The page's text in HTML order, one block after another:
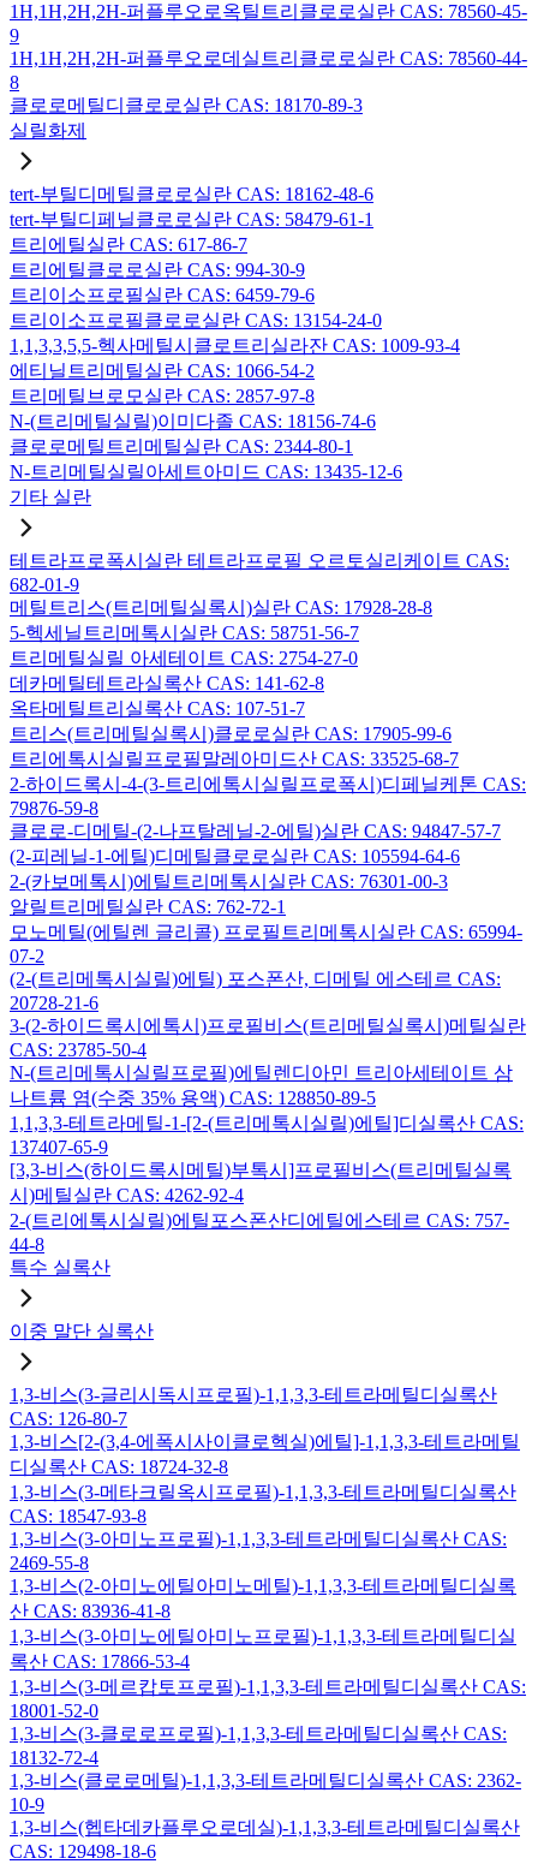
1H,1H,2H,2H-퍼플루오로옥틸트리클로로실란 CAS: 78560-45-
9
1H,1H,2H,2H-퍼플루오로데실트리클로로실란 CAS: 78560-44-
8
클로로메틸디클로로실란 CAS: 18170-89-3
실릴화제
tert-부틸디메틸클로로실란 CAS: 18162-48-6
tert-부틸디페닐클로로실란 CAS: 58479-61-1
트리에틸실란 CAS: 617-86-7
트리에틸클로로실란 CAS: 994-30-9
트리이소프로필실란 CAS: 6459-79-6
트리이소프로필클로로실란 CAS: 13154-24-0
1,1,3,3,5,5-헥사메틸시클로트리실라잔 CAS: 1009-93-4
에티닐트리메틸실란 CAS: 1066-54-2
트리메틸브로모실란 CAS: 2857-97-8
N-(트리메틸실릴)이미다졸 CAS: 18156-74-6
클로로메틸트리메틸실란 CAS: 2344-80-1
N-트리메틸실릴아세트아미드 CAS: 13435-12-6
기타 실란
테트라프로폭시실란 테트라프로필 오르토실리케이트 CAS:
682-01-9
메틸트리스(트리메틸실록시)실란 CAS: 17928-28-8
5-헥세닐트리메톡시실란 CAS: 58751-56-7
트리메틸실릴 아세테이트 CAS: 2754-27-0
데카메틸테트라실록산 CAS: 141-62-8
옥타메틸트리실록산 CAS: 107-51-7
트리스(트리메틸실록시)클로로실란 CAS: 17905-99-6
트리에톡시실릴프로필말레아미드산 CAS: 33525-68-7
2-하이드록시-4-(3-트리에톡시실릴프로폭시)디페닐케톤 CAS:
79876-59-8
클로로-디메틸-(2-나프탈레닐-2-에틸)실란 CAS: 94847-57-7
(2-피레닐-1-에틸)디메틸클로로실란 CAS: 105594-64-6
2-(카보메톡시)에틸트리메톡시실란 CAS: 76301-00-3
알릴트리메틸실란 CAS: 762-72-1
모노메틸(에틸렌 글리콜) 프로필트리메톡시실란 CAS: 65994-
07-2
(2-(트리메톡시실릴)에틸) 포스폰산, 디메틸 에스테르 CAS:
20728-21-6
3-(2-하이드록시에톡시)프로필비스(트리메틸실록시)메틸실란
CAS: 23785-50-4
N-(트리메톡시실릴프로필)에틸렌디아민 트리아세테이트 삼
나트륨 염(수중 35% 용액) CAS: 128850-89-5
1,1,3,3-테트라메틸-1-[2-(트리메톡시실릴)에틸]디실록산 CAS:
137407-65-9
[3,3-비스(하이드록시메틸)부톡시]프로필비스(트리메틸실록
시)메틸실란 CAS: 4262-92-4
2-(트리에톡시실릴)에틸포스폰산디에틸에스테르 CAS: 757-
44-8
특수 실록산
이중 말단 실록산
1,3-비스(3-글리시독시프로필)-1,1,3,3-테트라메틸디실록산
CAS: 126-80-7
1,3-비스[2-(3,4-에폭시사이클로헥실)에틸]-1,1,3,3-테트라메틸
디실록산 CAS: 18724-32-8
1,3-비스(3-메타크릴옥시프로필)-1,1,3,3-테트라메틸디실록산
CAS: 18547-93-8
1,3-비스(3-아미노프로필)-1,1,3,3-테트라메틸디실록산 CAS:
2469-55-8
1,3-비스(2-아미노에틸아미노메틸)-1,1,3,3-테트라메틸디실록
산 CAS: 83936-41-8
1,3-비스(3-아미노에틸아미노프로필)-1,1,3,3-테트라메틸디실
록산 CAS: 17866-53-4
1,3-비스(3-메르캅토프로필)-1,1,3,3-테트라메틸디실록산 CAS:
18001-52-0
1,3-비스(3-클로로프로필)-1,1,3,3-테트라메틸디실록산 CAS:
18132-72-4
1,3-비스(클로로메틸)-1,1,3,3-테트라메틸디실록산 CAS: 2362-
10-9
1,3-비스(헵타데카플루오로데실)-1,1,3,3-테트라메틸디실록산
CAS: 129498-18-6